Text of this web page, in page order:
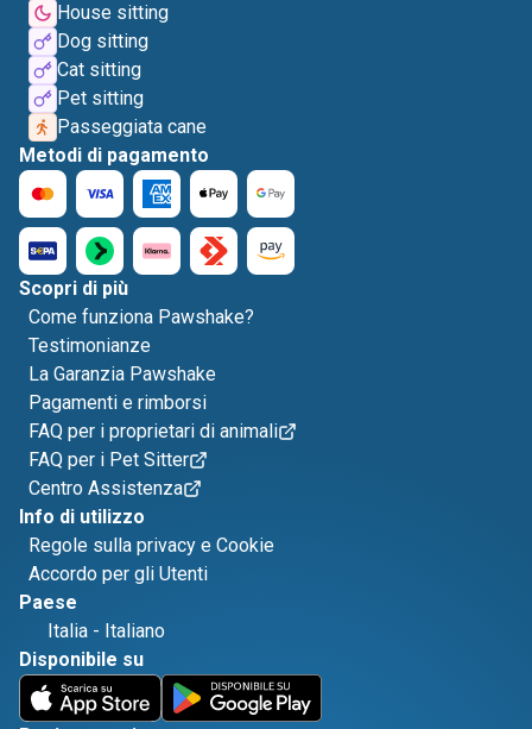
House sitting
Dog sitting
Cat sitting
Pet sitting
Passeggiata cane
Metodi di pagamento
Scopri di più
Come funziona Pawshake?
Testimonianze
La Garanzia Pawshake
Pagamenti e rimborsi
FAQ per i proprietari di animali
FAQ per i Pet Sitter
Centro Assistenza
Info di utilizzo
Regole sulla privacy e Cookie
Accordo per gli Utenti
Paese
Italia - Italiano
Disponibile su